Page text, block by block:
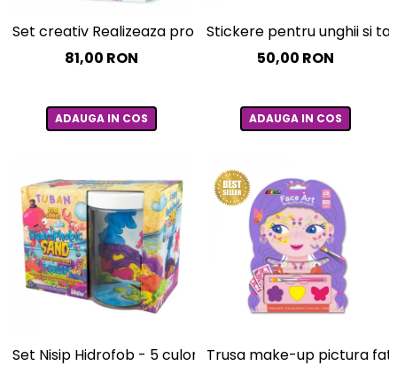
Set creativ Realizeaza propria papusa - Balerina
81,00 RON
ADAUGA IN COS
Stickere pentru unghii si
50,00 RON
ADAUGA IN COS
Set Nisip Hidrofob - 5 culori si acvariuTrusa make-up pictura